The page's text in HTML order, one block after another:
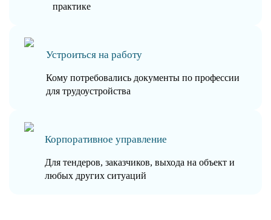
практике
Устроиться на работу
Кому потребовались документы по профессии
для трудоустройства
Корпоративное управление
Для тендеров, заказчиков, выхода на объект и
любых других ситуаций